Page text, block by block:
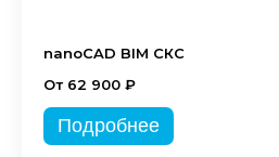
nanoCAD BIM СКС
От 62 900 ₽
Подробнее